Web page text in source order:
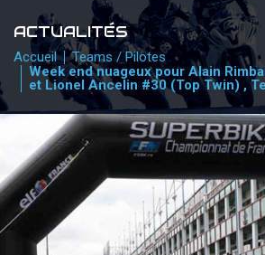
PHOTOS / WEB TV
PARTENAIRES
PRESSE
PRESSE
accéder à la billetterie
ACTUALITÉS
Accueil
Teams / Pilotes
Week end nuageux pour Alain
et Lionel Ancelin #30 (Top Twin) ,